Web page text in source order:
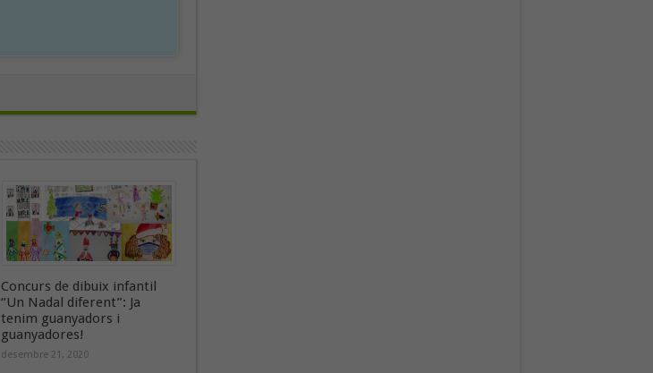
Concurs de dibuix infantil
“Un Nadal diferent”: Ja
tenim guanyadors i
guanyadores!
desembre 21, 2020